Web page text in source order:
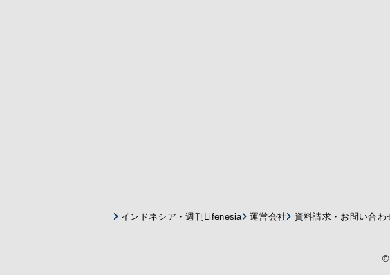
インドネシア・週刊Lifenesia 運営会社 資料請求・お問い合わ
©